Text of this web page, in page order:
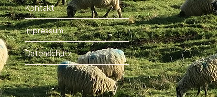
Kontakt
Impressum
Datenschutz